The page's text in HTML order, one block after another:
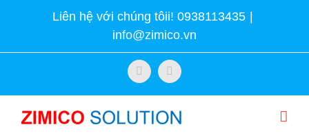
Liên hệ với chúng tôii! 0938113435 |
info@zimico.vn
FacebookTwitter